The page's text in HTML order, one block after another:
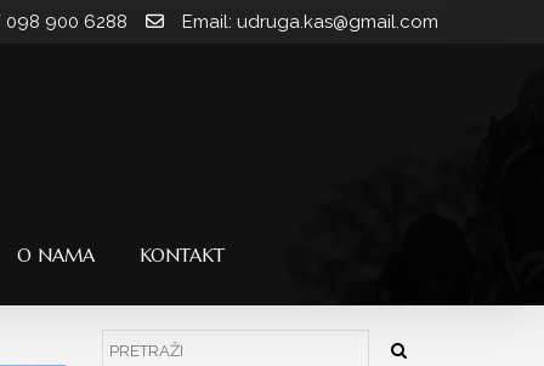
900 6288 Email: udruga.kas@gmail.com
O NAMA KONTAKT